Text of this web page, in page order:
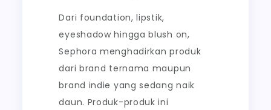
Dari foundation, lipstik,
eyeshadow hingga blush on,
Sephora menghadirkan produk
dari brand ternama maupun
brand indie yang sedang naik
daun. Produk-produk ini